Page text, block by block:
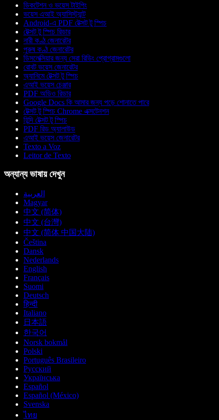
ডিকটেশন ও ভয়েস টাইপিং
ভয়েস এআই অ্যাসিস্ট্যান্ট
Android-এ PDF টেক্সট টু স্পিচ
টেক্সট টু স্পিচ রিডার
নারী কণ্ঠ জেনারেটর
পুরুষ কণ্ঠ জেনারেটর
ডিসলেক্সিয়ার জন্য সেরা রিডিং প্রোগ্রামগুলো
রোবট ভয়েস জেনারেটর
অ্যানিমে টেক্সট টু স্পিচ
এআই ভয়েস চেঞ্জার
PDF অডিও রিডার
Google Docs কি আমার জন্য পড়ে শোনাতে পারে
টেক্সট টু স্পিচ Chrome এক্সটেনশন
হিন্দি টেক্সট টু স্পিচ
PDF রিড অ্যালাউড
এআই ভয়েস জেনারেটর
Texto a Voz
Leitor de Texto
অন্যান্য ভাষায় দেখুন
العربية
Magyar
中文 (简体)
中文 (台灣)
中文 (简体 中国大陆)
Čeština
Dansk
Nederlands
English
Français
Suomi
Deutsch
हिन्दी
Italiano
日本語
한국어
Norsk bokmål
Polski
Português Brasileiro
Русский
Українська
Español
Español (México)
Svenska
ไทย